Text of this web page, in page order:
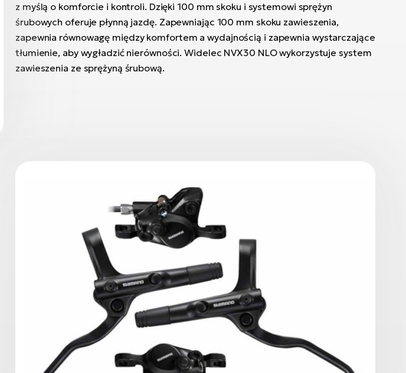
z myślą o komforcie i kontroli. Dzięki 100 mm skoku i systemowi sprężyn
śrubowych oferuje płynną jazdę. Zapewniając 100 mm skoku zawieszenia,
zapewnia równowagę między komfortem a wydajnością i zapewnia wystarczające
tłumienie, aby wygładzić nierówności. Widelec NVX30 NLO wykorzystuje system
zawieszenia ze sprężyną śrubową.